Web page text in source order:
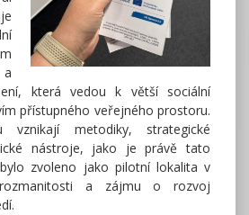
která vedou k větší sociální
přístupného veřejného prostoru.
metodiky, strategické
nástroje, jako je právě tato
zvoleno jako pilotní lokalita v
a zájmu o rozvoj